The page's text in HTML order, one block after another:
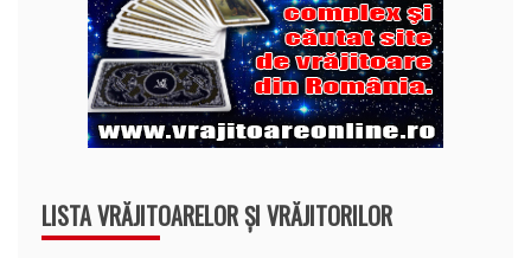
LISTA VRĂJITOARELOR ȘI VRĂJITORILOR